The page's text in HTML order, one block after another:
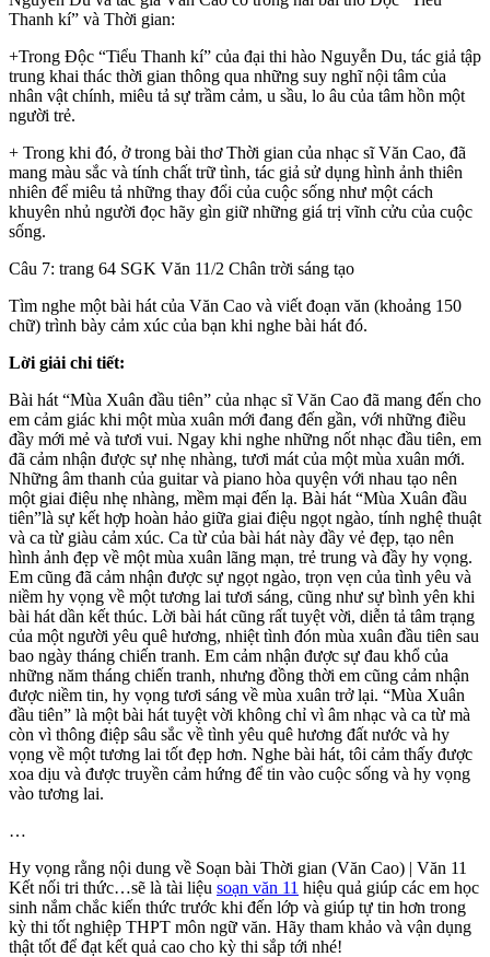
Thanh kí” và Thời gian:
+Trong Độc “Tiểu Thanh kí” của đại thi hào Nguyễn Du, tác giả tập
trung khai thác thời gian thông qua những suy nghĩ nội tâm của
nhân vật chính, miêu tả sự trầm cảm, u sầu, lo âu của tâm hồn một
người trẻ.
+ Trong khi đó, ở trong bài thơ Thời gian của nhạc sĩ Văn Cao, đã
mang màu sắc và tính chất trữ tình, tác giả sử dụng hình ảnh thiên
nhiên để miêu tả những thay đổi của cuộc sống như một cách
khuyên nhủ người đọc hãy gìn giữ những giá trị vĩnh cửu của cuộc
sống.
Câu 7: trang 64 SGK Văn 11/2 Chân trời sáng tạo
Tìm nghe một bài hát của Văn Cao và viết đoạn văn (khoảng 150
chữ) trình bày cảm xúc của bạn khi nghe bài hát đó.
Lời giải chi tiết:
Bài hát “Mùa Xuân đầu tiên” của nhạc sĩ Văn Cao đã mang đến cho
em cảm giác khi một mùa xuân mới đang đến gần, với những điều
đầy mới mẻ và tươi vui. Ngay khi nghe những nốt nhạc đầu tiên, em
đã cảm nhận được sự nhẹ nhàng, tươi mát của một mùa xuân mới.
Những âm thanh của guitar và piano hòa quyện với nhau tạo nên
một giai điệu nhẹ nhàng, mềm mại đến lạ. Bài hát “Mùa Xuân đầu
tiên”là sự kết hợp hoàn hảo giữa giai điệu ngọt ngào, tính nghệ thuật
và ca từ giàu cảm xúc. Ca từ của bài hát này đầy vẻ đẹp, tạo nên
hình ảnh đẹp về một mùa xuân lãng mạn, trẻ trung và đầy hy vọng.
Em cũng đã cảm nhận được sự ngọt ngào, trọn vẹn của tình yêu và
niềm hy vọng về một tương lai tươi sáng, cũng như sự bình yên khi
bài hát dần kết thúc. Lời bài hát cũng rất tuyệt vời, diễn tả tâm trạng
của một người yêu quê hương, nhiệt tình đón mùa xuân đầu tiên sau
bao ngày tháng chiến tranh. Em cảm nhận được sự đau khổ của
những năm tháng chiến tranh, nhưng đồng thời em cũng cảm nhận
được niềm tin, hy vọng tươi sáng về mùa xuân trở lại. “Mùa Xuân
đầu tiên” là một bài hát tuyệt vời không chỉ vì âm nhạc và ca từ mà
còn vì thông điệp sâu sắc về tình yêu quê hương đất nước và hy
vọng về một tương lai tốt đẹp hơn. Nghe bài hát, tôi cảm thấy được
xoa dịu và được truyền cảm hứng để tin vào cuộc sống và hy vọng
vào tương lai.
…
Hy vọng rằng nội dung về Soạn bài Thời gian (Văn Cao) | Văn 11
Kết nối tri thức…sẽ là tài liệu soạn văn 11 hiệu quả giúp các em học
sinh nắm chắc kiến thức trước khi đến lớp và giúp tự tin hơn trong
kỳ thi tốt nghiệp THPT môn ngữ văn. Hãy tham khảo và vận dụng
thật tốt để đạt kết quả cao cho kỳ thi sắp tới nhé!